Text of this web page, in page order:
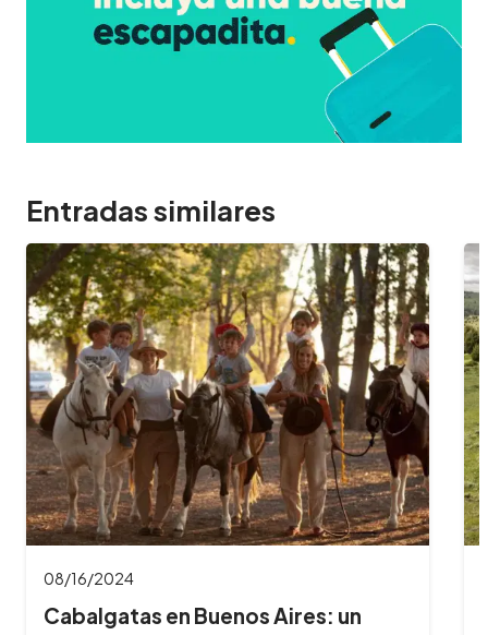
Entradas similares
08/16/2024
Cabalgatas en Buenos Aires: un